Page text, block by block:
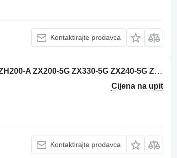
Kontaktirajte prodavca
Hitachi YA00001076 - 4705918 monitor za Hitachi ZH200-A ZX200-5G ZX330-5G ZX240-5G ZX280-5G ZH200LC-A ZX210H-5G ZX210K-5G ZX250H-5G ZX250K-5G ZX350H-5G ZX350K-5G ZX200LC-5G ZX330LC-5G ZX240LC-5G ZX250LC-5B ZX350LC-5B ZX280LC-5G ZX290LC-5B ZX210LCH-5G ZX210LCK-5G ZX250LCH-5G ZX250LCK-5G ZX250LCN-5B ZX350LCH-5G ZX350LCK-5G ZX350LCN-5B ZX290LCN-5B bagera
Cijena na upit
Kontaktirajte prodavca